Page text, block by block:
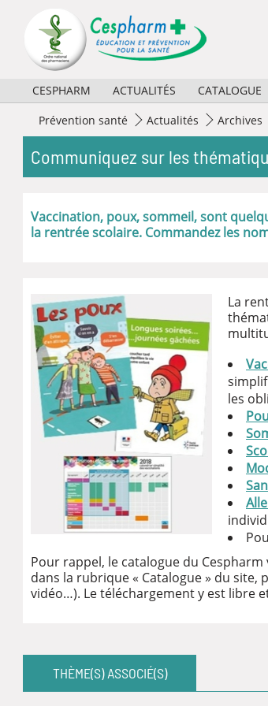
CESPHARM
Missions
Activités
Règlement et composition
Partenaires
ACTUALITÉS
2026
2024
2023
CATALOGUE
Prévention santé Actualités Archives
Communiquez sur les
Vaccination, poux, sommeil, sont
la rentrée scolaire. Commandez les
La
les
Pour rappel, le catalogue du
dans la rubrique « Catalogue » du
vidéo…). Le téléchargement y est libre
THÈME(S) ASSOCIÉ(S)